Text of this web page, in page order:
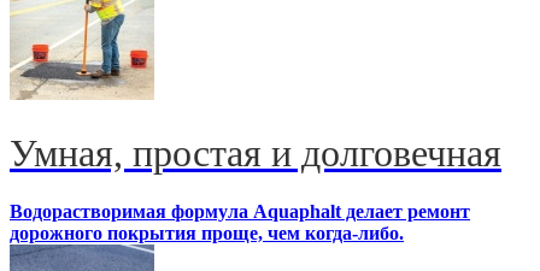
Умная, простая и долговечная
Водорастворимая формула Aquaphalt делает ремонт
дорожного покрытия проще, чем когда-либо.